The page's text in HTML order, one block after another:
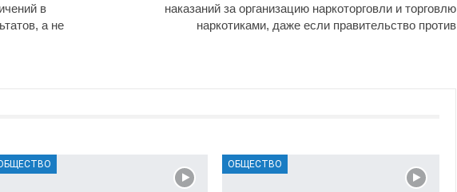
в
а не
наказаний за организацию наркоторговли и торговлю
наркотиками, даже если правительство против
ОБЩЕСТВО